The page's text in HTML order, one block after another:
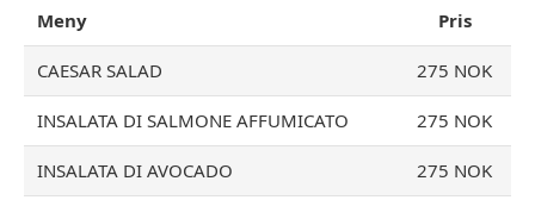
Meny Pris
CAESAR SALAD 275 NOK
INSALATA DI SALMONE AFFUMICATO 275 NOK
INSALATA DI AVOCADO 275 NOK